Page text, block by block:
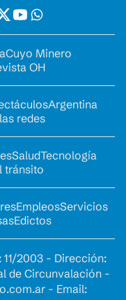
Cuyo Minero
OH
Argentina
redes
SaludTecnología
tránsito
EmpleosServicios
Edictos
2003 - Dirección:
de Circunvalación -
- Email: